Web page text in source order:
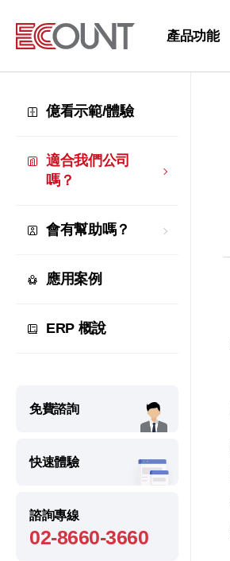
產品功能
億看示範/體驗
適合我們公司
嗎？
會有幫助嗎？
應用案例
ERP 概說
免費諮詢
快速體驗
諮詢專線
02-8660-3660